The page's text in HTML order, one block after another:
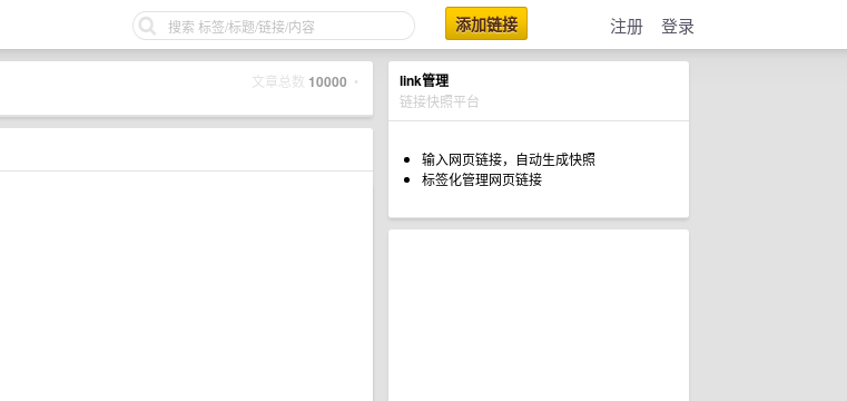
添加链接 注册 登录
link管理
链接快照平台
输入网页链接，自动生成快照
标签化管理网页链接
文章总数 10000 •